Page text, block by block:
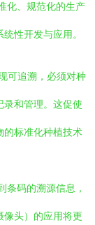
化、规范化的生产
性开发与应用。
可追溯，必须对种
录和管理。这促使
的标准化种植技术
条码的溯源信息，
像头）的应用将更